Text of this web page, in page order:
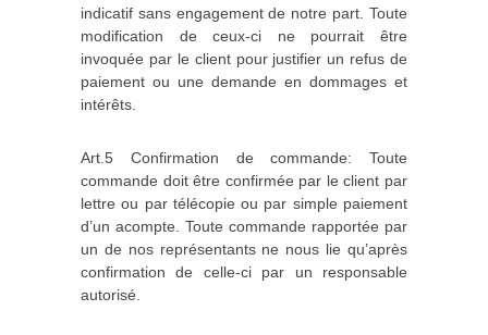
indicatif sans engagement de notre part. Toute
modification de ceux‐ci ne pourrait être
invoquée par le client pour justifier un refus de
paiement ou une demande en dommages et
intérêts.
Art.5 Confirmation de commande: Toute
commande doit être confirmée par le client par
lettre ou par télécopie ou par simple paiement
d’un acompte. Toute commande rapportée par
un de nos représentants ne nous lie qu’après
confirmation de celle‐ci par un responsable
autorisé.